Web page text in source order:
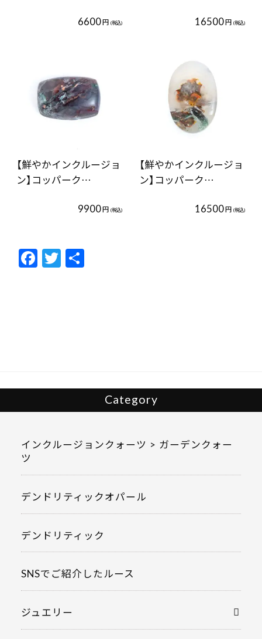
6600円 (税込) 16500円 (税込)
【鮮やかインクルージョ
ン】コッパーク…
9900円 (税込)
【鮮やかインクルージョ
ン】コッパーク…
16500円 (税込)
F
ac
T
w
Category
インクルージョンクォーツ > ガーデンクォー
ツ
デンドリティックオパール
デンドリティック
SNSでご紹介したルース
ジュエリー